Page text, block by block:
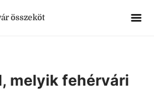
összeköt
melyik fehérvári